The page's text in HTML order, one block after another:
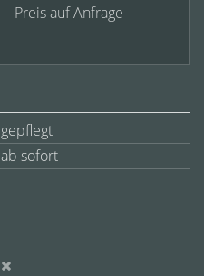
Preis auf Anfrage
gepflegt
ab sofort